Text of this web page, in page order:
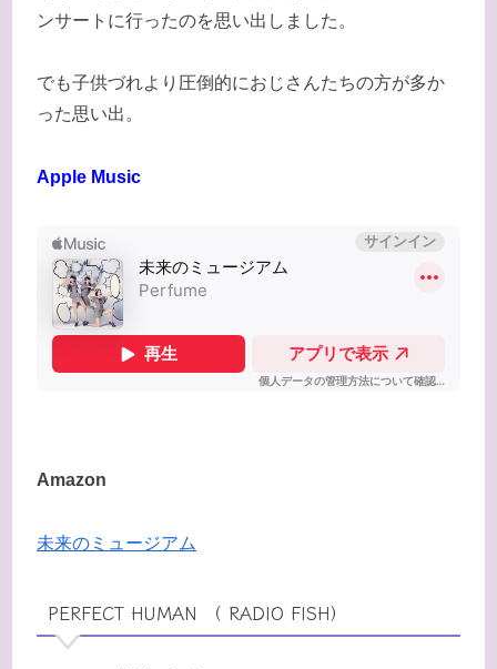
ンサートに行ったのを思い出しました。
でも子供づれより圧倒的におじさんたちの方が多か
った思い出。
Apple Music
Amazon
未来のミュージアム
PERFECT HUMAN （ RADIO FISH）